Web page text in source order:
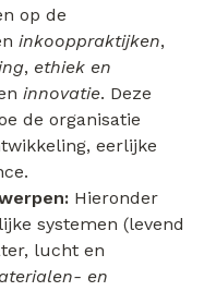
op de
inkooppraktijken,
, ethiek en
innovatie. Deze
de organisatie
eerlijke
Hieronder
systemen (levend
lucht en
en